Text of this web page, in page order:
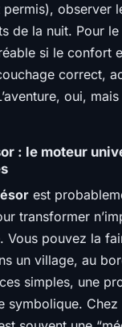
permis), observer
de la nuit. Pour
si le confort
correct,
oui,
: le moteur
est
transformer
Vous pouvez la
un village, au
simples, une
symbolique. Chez